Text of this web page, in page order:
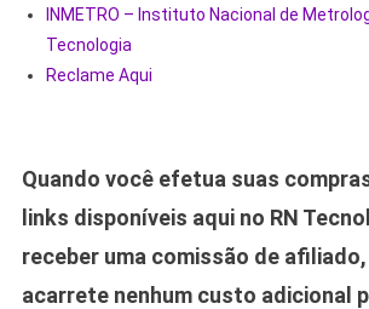
INMETRO – Instituto Nacional de
Tecnologia
Reclame Aqui
Quando você efetua suas
links disponíveis aqui no RN
receber uma comissão de
acarrete nenhum custo adicional